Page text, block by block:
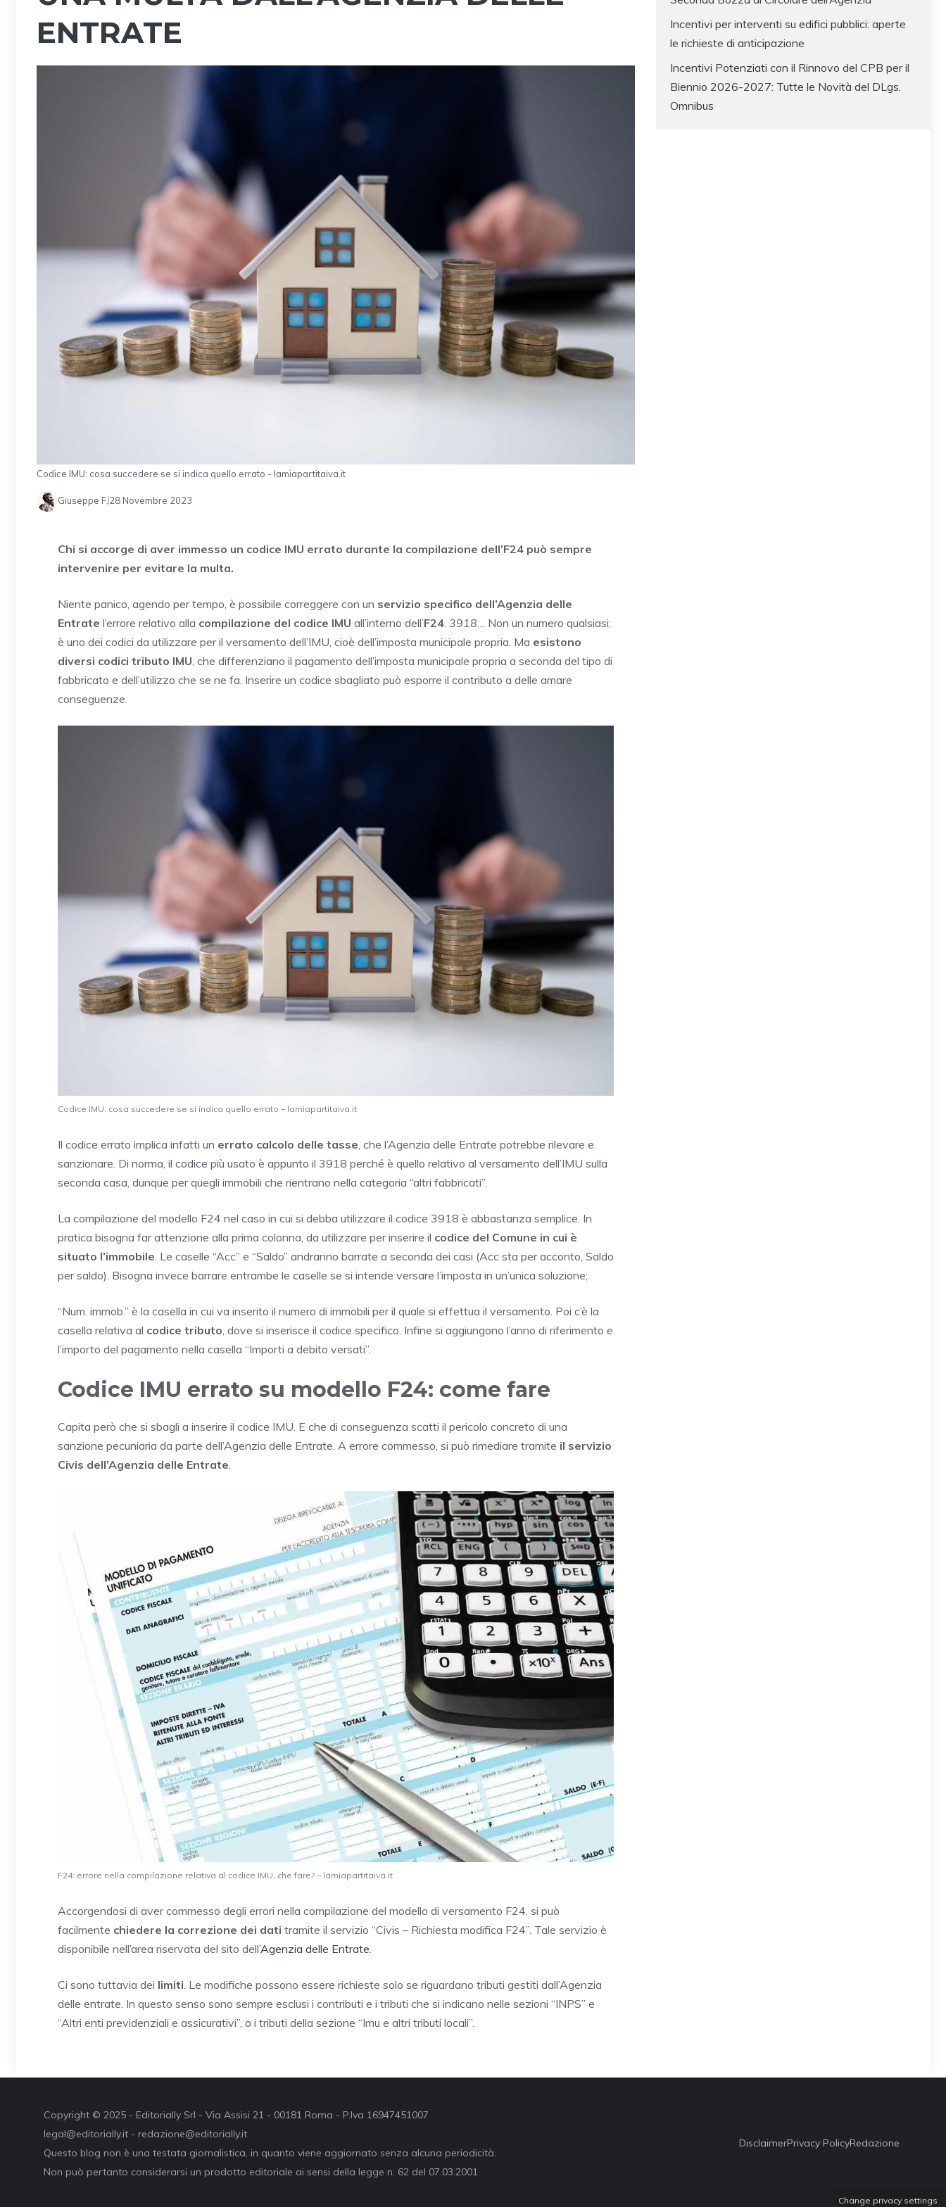
ENTRATE
Codice IMU: cosa succedere se si indica quello errato - lamiapartitaiva.it
Giuseppe F. 28 Novembre 2023
Chi si accorge di aver immesso un codice IMU errato durante la compilazione dell’F24 può sempre
intervenire per evitare la multa.
Niente panico, agendo per tempo, è possibile correggere con un servizio specifico dell’Agenzia delle
Entrate l’errore relativo alla compilazione del codice IMU all’interno dell’F24 3918 … Non un numero qualsiasi:
è uno dei codici da utilizzare per il versamento dell’IMU, cioè dell’imposta municipale propria. Ma esistono
diversi codici tributo IMU , che differenziano il pagamento dell’imposta municipale propria a seconda del tipo di
fabbricato e dell’utilizzo che se ne fa. Inserire un codice sbagliato può esporre il contributo a delle amare
conseguenze.
Codice IMU: cosa succedere se si indica quello errato – lamiapartitaiva.it
Il codice errato implica infatti un errato calcolo delle tasse, che l’Agenzia delle Entrate potrebbe rilevare e
sanzionare. Di norma, il codice più usato è appunto il 3918 perché è quello relativo al versamento dell’IMU sulla
seconda casa, dunque per quegli immobili che rientrano nella categoria “altri fabbricati”.
La compilazione del modello F24 nel caso in cui si debba utilizzare il codice 3918 è abbastanza semplice. In
pratica bisogna far attenzione alla prima colonna, da utilizzare per inserire il codice del Comune in cui è
situato l’immobile. Le caselle “Acc” e “Saldo” andranno barrate a seconda dei casi (Acc sta per acconto, Saldo
per saldo). Bisogna invece barrare entrambe le caselle se si intende versare l’imposta in un’unica soluzione;
“Num. immob.” è la casella in cui va inserito il numero di immobili per il quale si effettua il versamento. Poi c’è la
casella relativa al codice tributo, dove si inserisce il codice specifico. Infine si aggiungono l’anno di riferimento e
l’importo del pagamento nella casella “Importi a debito versati”.
Codice IMU errato su modello F24: come fare
Capita però che si sbagli a inserire il codice IMU. E che di conseguenza scatti il pericolo concreto di una
sanzione pecuniaria da parte dell’Agenzia delle Entrate. A errore commesso, si può rimediare tramite il servizio
Civis dell’Agenzia delle Entrate.
F24: errore nella compilazione relativa al codice IMU, che fare? – lamiapartitaiva.it
Accorgendosi di aver commesso degli errori nella compilazione del modello di versamento F24, si può
facilmente chiedere la correzione dei dati tramite il servizio “Civis – Richiesta modifica F24”. Tale servizio è
disponibile nell’area riservata del sito dell’Agenzia delle Entrate
Ci sono tuttavia dei limiti . Le modifiche possono essere richieste solo se riguardano tributi gestiti dall’Agenzia
delle entrate. In questo senso sono sempre esclusi i contributi e i tributi che si indicano nelle sezioni “INPS” e
“Altri enti previdenziali e assicurativi”, o i tributi della sezione “Imu e altri tributi locali”.
Incentivi per interventi su edifici pubblici: aperte
le richieste di anticipazione
Incentivi Potenziati con il Rinnovo del CPB per il
Biennio 2026-2027: Tutte le Novità del DLgs.
Omnibus
Copyright © 2025 - Editorially Srl - Via Assisi 21 - 00181 Roma - P.Iva 16947451007
legal@editorially.it - redazione@editorially.it
Questo blog non è una testata giornalistica, in quanto viene aggiornato senza alcuna periodicità.
Non può pertanto considerarsi un prodotto editoriale ai sensi della legge n. 62 del 07.03.2001
DisclaimerPrivacy PolicyRedazione
Change privacy settings